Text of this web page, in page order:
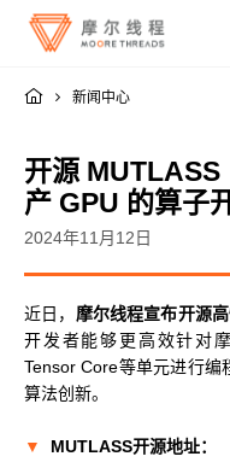
MTT SGX5000
MTT S5000
MTT S3000
驱动程序
融合智算中心
DigitalME 数字人
AI Reality
云电脑
新闻中心
开源 MUTLASS
产 GPU 的算子
2024年11月12日
近日， 摩尔线程宣布开源
开发者能够更高效针对
Tensor Core等单元进行编
算法创新。
▼ MUTLASS开源地址：